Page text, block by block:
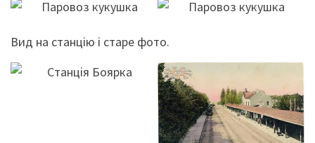
Вид на станцію і старе фото.